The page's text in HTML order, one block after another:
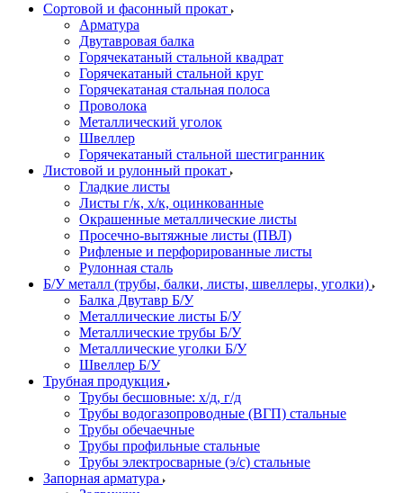
Сортовой и фасонный прокат
Арматура
Двутавровая балка
Горячекатаный стальной квадрат
Горячекатаный стальной круг
Горячекатаная стальная полоса
Проволока
Металлический уголок
Швеллер
Горячекатаный стальной шестигранник
Листовой и рулонный прокат
Гладкие листы
Листы г/к, х/к, оцинкованные
Окрашенные металлические листы
Просечно-вытяжные листы (ПВЛ)
Рифленые и перфорированные листы
Рулонная сталь
Б/У металл (трубы, балки, листы, швеллеры, уголки)
Балка Двутавр Б/У
Металлические листы Б/У
Металлические трубы Б/У
Металлические уголки Б/У
Швеллер Б/У
Трубная продукция
Трубы бесшовные: х/д, г/д
Трубы водогазопроводные (ВГП) стальные
Трубы обечаечные
Трубы профильные стальные
Трубы электросварные (э/с) стальные
Запорная арматура